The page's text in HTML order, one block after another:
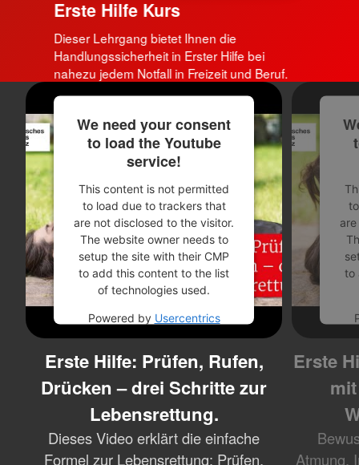
Erste Hilfe Kurs
Dieser Lehrgang bietet Ihnen die
Handlungssicherheit in Erster Hilfe bei
nahezu jedem Notfall in Freizeit und Beruf.
We need your consent
to load the Youtube
service!
This content is not permitted
to load due to trackers that
are not disclosed to the visitor.
The website owner needs to
setup the site with their CMP
to add this content to the list
of technologies used.
Powered by Usercentrics
Erste Hilfe: Prüfen, Rufen,
Drücken – drei Schritte zur
Lebensrettung.
Dieses Video erklärt die einfache
Formel zur Lebensrettung: Prüfen,
to
Erste
Atmung.